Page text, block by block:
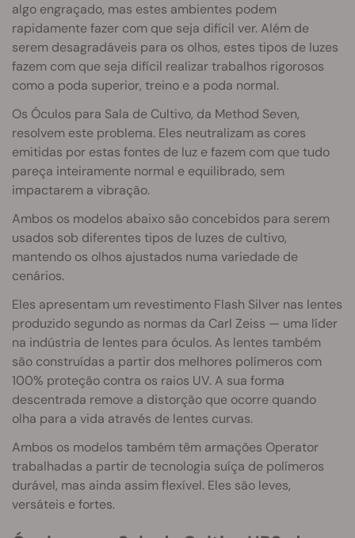
algo engraçado, mas estes ambientes podem
rapidamente fazer com que seja difícil ver. Além de
serem desagradáveis para os olhos, estes tipos de luzes
fazem com que seja difícil realizar trabalhos rigorosos
como a poda superior, treino e a poda normal.
Os Óculos para Sala de Cultivo, da Method Seven,
resolvem este problema. Eles neutralizam as cores
emitidas por estas fontes de luz e fazem com que tudo
pareça inteiramente normal e equilibrado, sem
impactarem a vibração.
Ambos os modelos abaixo são concebidos para serem
usados sob diferentes tipos de luzes de cultivo,
mantendo os olhos ajustados numa variedade de
cenários.
Eles apresentam um revestimento Flash Silver nas lentes
produzido segundo as normas da Carl Zeiss — uma líder
na indústria de lentes para óculos. As lentes também
são construídas a partir dos melhores polímeros com
100% proteção contra os raios UV. A sua forma
descentrada remove a distorção que ocorre quando
olha para a vida através de lentes curvas.
Ambos os modelos também têm armações Operator
trabalhadas a partir de tecnologia suíça de polímeros
durável, mas ainda assim flexível. Eles são leves,
versáteis e fortes.